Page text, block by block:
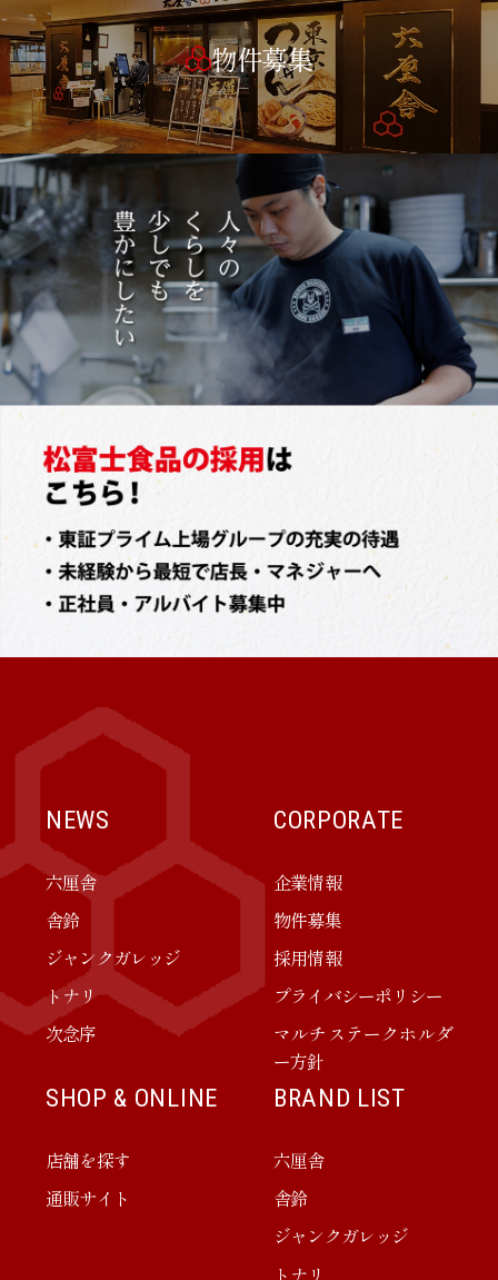
物件募集
NEWS
六厘舎
舎鈴
ジャンクガレッジ
トナリ
次念序
CORPORATE
企業情報
物件募集
採用情報
プライバシーポリシー
マルチステークホルダ
ー方針
SHOP & ONLINE
店舗を探す
通販サイト
BRAND LIST
六厘舎
舎鈴
ジャンクガレッジ
トナリ